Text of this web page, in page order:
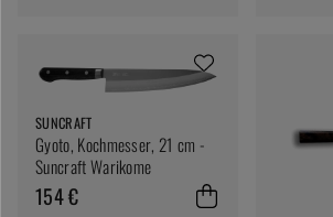
SUNCRAFT
Gyoto, Kochmesser, 21 cm -
Suncraft Warikome
154 €